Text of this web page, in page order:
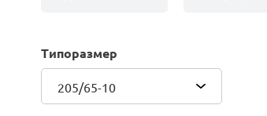
Типоразмер
205/65-10